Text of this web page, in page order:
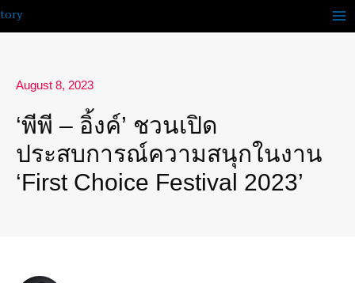
Skip
to
August 8, 2023
‘พีพี – อิ้งค์’ ชวนเปิด
ประสบการณ์ความสนุกในงาน
‘First Choice Festival 2023’